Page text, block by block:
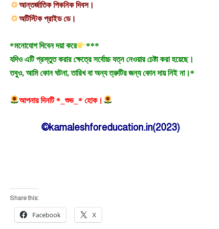
আন্তর্জাতিক পিকনিক দিবস।
অটিস্টিক প্রাইড ডে।
*মনোযোগ দিবেন দয়া করে
***
যদিও এটি প্রস্তুত করার ক্ষেত্রে সর্বোচ্চ যত্ন নেওয়ার চেষ্টা করা হয়েছে।
তবুও, আমি কোন ঘটনা, তারিখ বা অন্য ত্রুটির জন্য কোন দায় নিই না।*
আপনার দিনটি *_শুভ_* হোক।
©kamaleshforeducation.in(2023)
Share this:
Facebook X